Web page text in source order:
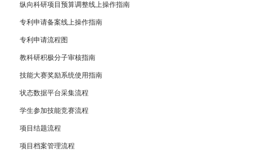
纵向科研项目预算调整线上操作指南
专利申请备案线上操作指南
专利申请流程图
教科研积极分子审核指南
技能大赛奖励系统使用指南
状态数据平台采集流程
学生参加技能竞赛流程
项目结题流程
项目档案管理流程